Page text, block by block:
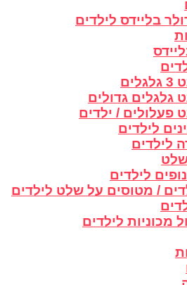
בליידס לילדים
גלגלים גדולים
פעלולים / ילדים
לילדים
לילדים
לילדים
/ מטוסים על שלט לילדים
מכוניות לילדים